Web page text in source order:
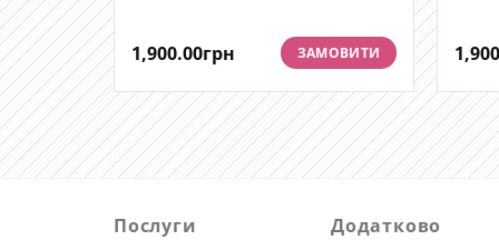
1,900.00грн ЗАМОВИТИ
Послуги Додатково